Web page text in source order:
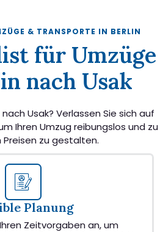
& TRANSPORTE IN BERLIN
für Umzüge
nach Usak
Usak? Verlassen Sie sich auf
Ihren Umzug reibungslos und zu
zu gestalten.
Planung
Zeitvorgaben an, um